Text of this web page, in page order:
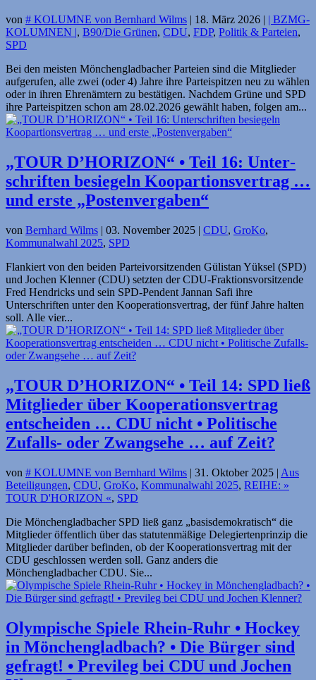
von # KOLUMNE von Bernhard Wilms | 18. März 2026 | | BZMG-
KOLUMNEN |, B90/Die Grünen, CDU, FDP, Politik & Parteien,
SPD
Bei den meisten Mönchengladbacher Parteien sind die Mitglieder
aufgerufen, alle zwei (oder 4) Jahre ihre Partei­spitzen neu zu wählen
oder in ihren Ehrenämtern zu bestätigen. Nachdem Grüne und SPD
ihre Parteispitzen schon am 28.02.2026 gewählt haben, folgen am...
„TOUR D’HORIZON“ • Teil 16: Unter­
schriften besiegeln Koopartions­vertrag …
und erste „Postenvergaben“
von Bernhard Wilms | 03. November 2025 | CDU, GroKo,
Kommunalwahl 2025, SPD
Flankiert von den beiden Parteivorsitzenden Gülistan Yüksel (SPD)
und Jochen Klenner (CDU) setzten der CDU-Fraktionsvorsitzende
Fred Hendricks und sein SPD-Pendent Jannan Safi ihre
Unterschriften unter den Kooperationsvertrag, der fünf Jahre halten
soll. Alle vier...
„TOUR D’HORIZON“ • Teil 14: SPD ließ
Mitglieder über Kooperationsvertrag
entscheiden … CDU nicht • Politische
Zufalls- oder Zwangsehe … auf Zeit?
von # KOLUMNE von Bernhard Wilms | 31. Oktober 2025 | Aus
Beteiligungen, CDU, GroKo, Kommunalwahl 2025, REIHE: »
TOUR D'HORIZON «, SPD
Die Mönchengladbacher SPD ließ ganz „basisdemokratisch“ die
Mitglieder öffentlich über das statutenmäßige Delegiertenprinzip die
Mitglieder darüber befinden, ob der Kooperationsvertrag mit der
CDU geschlossen werden soll. Ganz anders die
Mönchengladbacher CDU. Sie...
Olympische Spiele Rhein-Ruhr • Hockey
in Mönchen­gladbach? • Die Bürger sind
gefragt! • Previleg bei CDU und Jochen